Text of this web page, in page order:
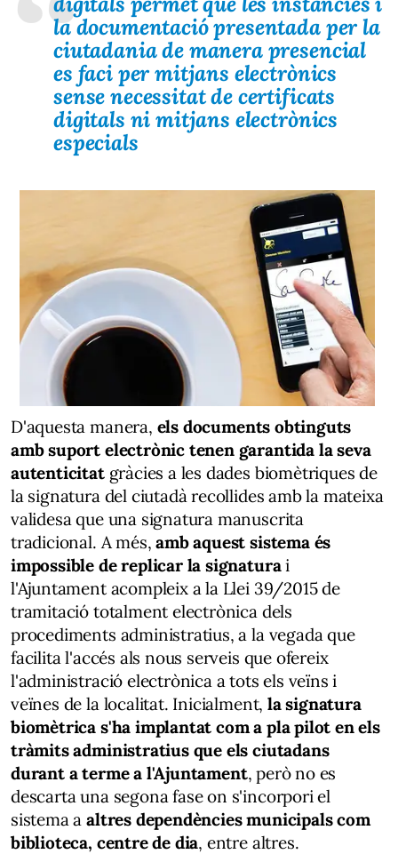
la documentació presentada per la
ciutadania de manera presencial
es faci per mitjans electrònics
sense necessitat de certificats
digitals ni mitjans electrònics
especials
D'aquesta manera, els documents obtinguts
amb suport electrònic tenen garantida la seva
autenticitat gràcies a les dades biomètriques de
la signatura del ciutadà recollides amb la mateixa
validesa que una signatura manuscrita
tradicional. A més,amb aquest sistema és
impossible de replicar la signaturai
l'Ajuntament acompleix a la Llei 39/2015 de
tramitació totalment electrònica dels
procediments administratius, a la vegada que
facilita l'accés als nous serveis que ofereix
l'administració electrònica a tots els veïns i
veïnes de la localitat. Inicialment, la signatura
biomètrica s'ha implantat com a pla pilot en els
tràmits administratius que els ciutadans
durant a terme a l'Ajuntament, però no es
descarta una segona fase on s'incorpori el
sistema aaltres dependències municipals com
biblioteca, centre de dia, entre altres.